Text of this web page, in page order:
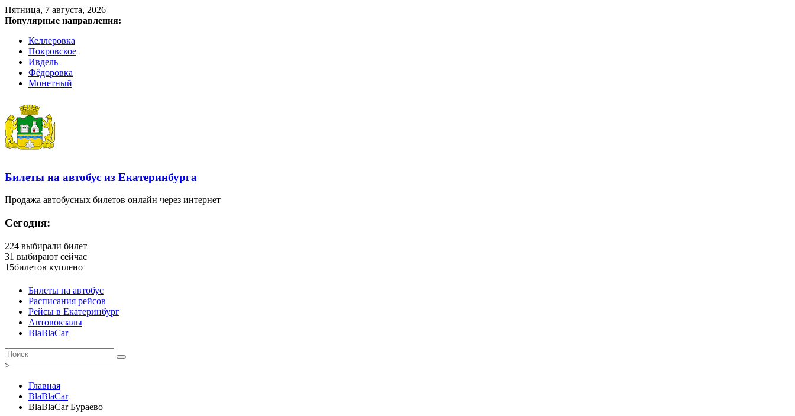
Пятница, 7 августа, 2026
Популярные направления:
Келлеровка
Покровское
Ивдель
Фёдоровка
Монетный
Билеты на автобус из Екатеринбурга
Продажа автобусных билетов онлайн через интернет
Сегодня:
224 выбирали билет
31 выбирают сейчас
15билетов куплено
Билеты на автобус
Расписания рейсов
Рейсы в Екатеринбург
Автовокзалы
BlaBlaCar
>
Главная
BlaBlaCar
BlaBlaCar Бураево